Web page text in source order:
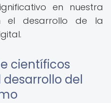
en nuestra
el desarrollo de la
científicos
del